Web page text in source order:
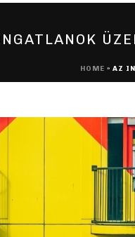
HOME » AZ